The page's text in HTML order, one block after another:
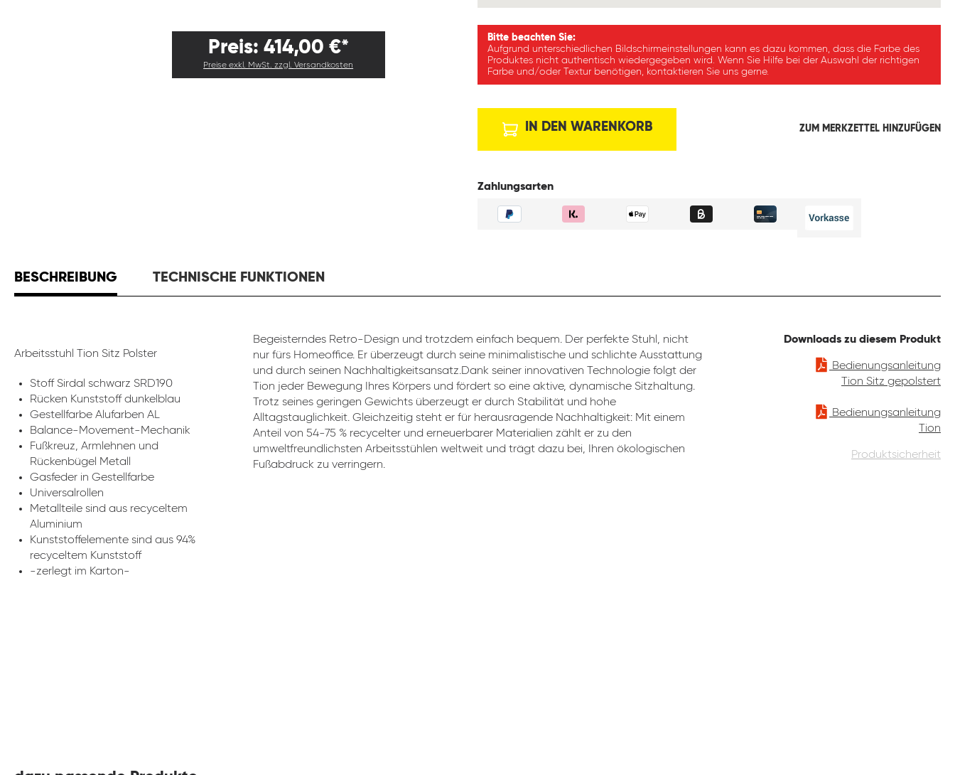
Preis: 414,00 €*
Preise exkl. MwSt. zzgl. Versandkosten
Bitte beachten Sie:
Aufgrund unterschiedlichen Bildschirmeinstellungen kann es dazu kommen, dass die Farbe des
Produktes nicht authentisch wiedergegeben wird. Wenn Sie Hilfe bei der Auswahl der richtigen
Farbe und/oder Textur benötigen, kontaktieren Sie uns gerne.
IN DEN WARENKORB ZUM MERKZETTEL HINZUFÜGEN
Zahlungsarten
BESCHREIBUNG TECHNISCHE FUNKTIONEN
Arbeitsstuhl Tion Sitz Polster
Stoff Sirdal schwarz SRD190
Rücken Kunststoff dunkelblau
Gestellfarbe Alufarben AL
Balance-Movement-Mechanik
Fußkreuz, Armlehnen und
Rückenbügel Metall
Gasfeder in Gestellfarbe
Universalrollen
Metallteile sind aus recyceltem
Aluminium
Kunststoffelemente sind aus 94%
recyceltem Kunststoff
-zerlegt im Karton-
Begeisterndes Retro-Design und trotzdem einfach bequem. Der perfekte Stuhl, nicht
nur fürs Homeoffice. Er überzeugt durch seine minimalistische und schlichte Ausstattung
und durch seinen Nachhaltigkeitsansatz.Dank seiner innovativen Technologie folgt der
Tion jeder Bewegung Ihres Körpers und fördert so eine aktive, dynamische Sitzhaltung.
Trotz seines geringen Gewichts überzeugt er durch Stabilität und hohe
Alltagstauglichkeit. Gleichzeitig steht er für herausragende Nachhaltigkeit: Mit einem
Anteil von 54-75 % recycelter und erneuerbarer Materialien zählt er zu den
umweltfreundlichsten Arbeitsstühlen weltweit und trägt dazu bei, Ihren ökologischen
Fußabdruck zu verringern.
Downloads zu diesem Produkt
Bedienungsanleitung
Tion Sitz gepolstert
Bedienungsanleitung
Tion
Produktsicherheit